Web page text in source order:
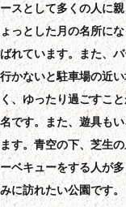
ースとして多くの人に
ょっとした月の名所に
ばれています。また、
行かないと駐車場の近
く、ゆったり過ごすこ
名です。また、遊具も
ます。青空の下、芝生
ーベキューをする人が
みに訪れたい公園です。